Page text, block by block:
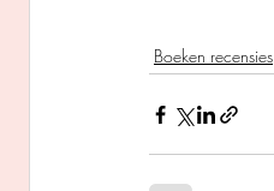
Boeken recensies